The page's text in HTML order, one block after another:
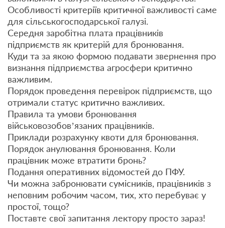
Особливості критеріїв критичної важливості саме
для сільськогосподарської галузі.
Середня заробітна плата працівників
підприємств як критерій для бронювання.
Куди та за якою формою подавати звернення про
визнання підприємства агросфери критично
важливим.
Порядок проведення перевірок підприємств, що
отримали статус критично важливих.
Правила та умови бронювання
військовозобов’язаних працівників.
Приклади розрахунку квоти для бронювання.
Порядок анулювання бронювання. Коли
працівник може втратити бронь?
Подання оперативних відомостей до ПФУ.
Чи можна забронювати сумісників, працівників з
неповним робочим часом, тих, хто перебуває у
простої, тощо?
Поставте свої запитання лектору просто зараз!